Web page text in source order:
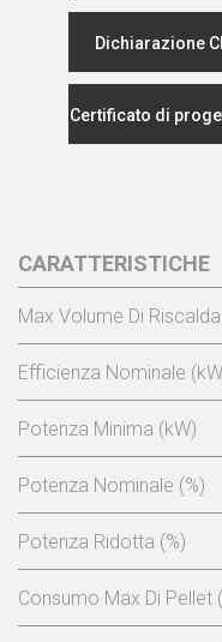
Dichiarazione
Certificato di
CARATTERISTICHE
Max Volume Di
Efficienza Nominale
Potenza Minima (kW)
Potenza Nominale (%)
Potenza Ridotta (%)
Consumo Max Di Pellet